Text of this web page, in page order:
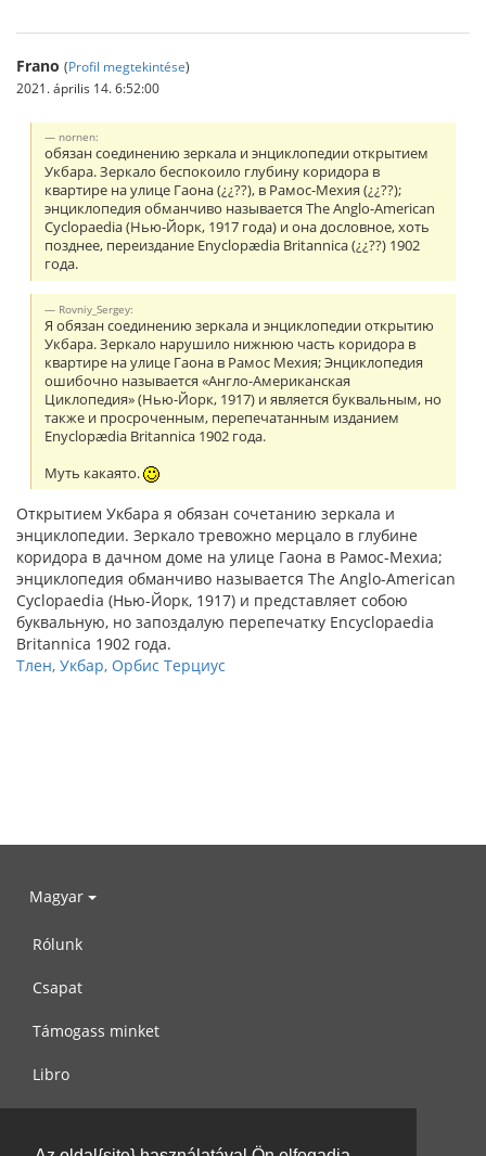
Frano (Profil megtekintése)
2021. április 14. 6:52:00
nornen:
обязан соединению зеркала и энциклопедии открытием
Укбара. Зеркало беспокоило глубину коридора в
квартире на улице Гаона (¿¿??), в Рамос-Мехия (¿¿??);
энциклопедия обманчиво называется The Anglo-American
Cyclopaedia (Нью-Йорк, 1917 года) и она дословное, хоть
позднее, переиздание Enyclopædia Britannica (¿¿??) 1902
года.
Rovniy_Sergey:
Я обязан соединению зеркала и энциклопедии открытию
Укбара. Зеркало нарушило нижнюю часть коридора в
квартире на улице Гаона в Рамос Мехия; Энциклопедия
ошибочно называется «Англо-Американская
Циклопедия» (Нью-Йорк, 1917) и является буквальным, но
также и просроченным, перепечатанным изданием
Enyclopædia Britannica 1902 года.
Муть какаято.
Открытием Укбара я обязан сочетанию зеркала и
энциклопедии. Зеркало тревожно мерцало в глубине
коридора в дачном доме на улице Гаона в Рамос-Мехиа;
энциклопедия обманчиво называется The Anglo-American
Cyclopaedia (Нью-Йорк, 1917) и представляет собою
буквальную, но запоздалую перепечатку Encyclopaedia
Britannica 1902 года.
Тлен, Укбар, Орбис Терциус
Magyar
Rólunk
Csapat
Támogass minket
Libro